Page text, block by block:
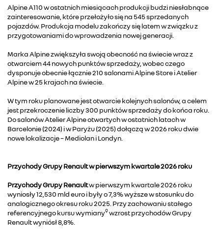
Alpine A110 w ostatnich miesiącach produkcji budzi niesłabnące
zainteresowanie, które przełożyło się na 545 sprzedanych
pojazdów. Produkcja modelu zakończy się latem w związku z
przygotowaniami do wprowadzenia nowej generacji.
Marka Alpine zwiększyła swoją obecność na świecie wraz z
otwarciem 44 nowych punktów sprzedaży, wobec czego
dysponuje obecnie łącznie 210 salonami Alpine Store i Atelier
Alpine w 25 krajach na świecie.
W tym roku planowane jest otwarcie kolejnych salonów, a celem
jest przekroczenie liczby 300 punktów sprzedaży do końca roku.
Do salonów Atelier Alpine otwartych w ostatnich latach w
Barcelonie (2024) i w Paryżu (2025) dołączą w 2026 roku dwie
nowe lokalizacje – Mediolan i Londyn.
Przychody Grupy Renault w pierwszym kwartale 2026 roku
Przychody Grupy Renaultw pierwszym kwartale 2026 roku
wyniosły 12,530 mld euro i były o 7,3% wyższe w stosunku do
analogicznego okresu roku 2025. Przy zachowaniu stałego
referencyjnego kursu wymiany9wzrost przychodów Grupy
Renault wyniósł 8,8%.